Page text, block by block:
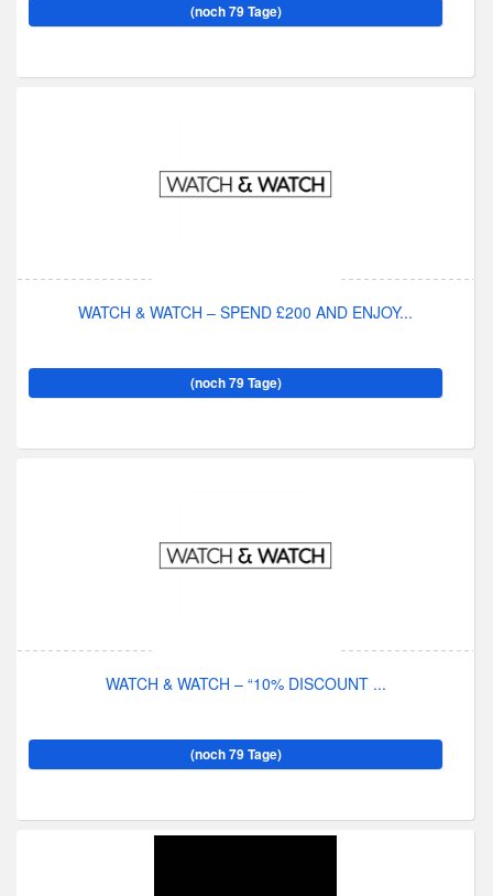
(noch 79 Tage)
WATCH & WATCH – SPEND £200 AND ENJOY...
(noch 79 Tage)
WATCH & WATCH – “10% DISCOUNT ...
(noch 79 Tage)